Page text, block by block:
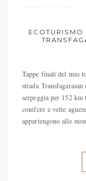
ECOTURISMO
Tappe finali del mio
strada
serpeggia per 152
conifere e vette
appartengono alle